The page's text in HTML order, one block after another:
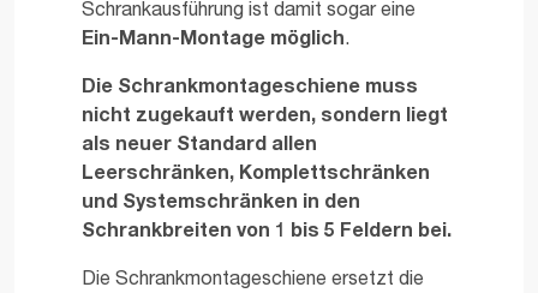
Schrankausführung ist damit sogar eine
Ein-Mann-Montage möglich.
Die Schrankmontageschiene muss
nicht zugekauft werden, sondern liegt
als neuer Standard allen
Leerschränken, Komplettschränken
und Systemschränken in den
Schrankbreiten von 1 bis 5 Feldern bei.
Die Schrankmontageschiene ersetzt die